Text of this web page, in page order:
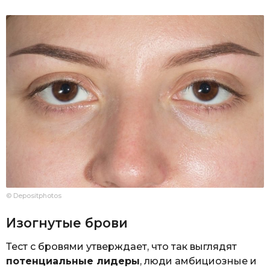
© Depositphotos
Изогнутые брови
Тест с бровями утверждает, что так выглядят
потенциальные лидеры, люди амбициозные и